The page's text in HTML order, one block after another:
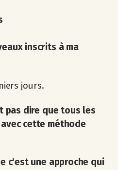
inscrits à ma
jours.
pas dire que tous les
cette méthode
c'est une approche qui